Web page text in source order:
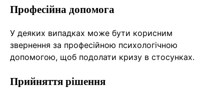
Професійна допомога
У деяких випадках може бути корисним
звернення за професійною психологічною
допомогою, щоб подолати кризу в стосунках.
Прийняття рішення